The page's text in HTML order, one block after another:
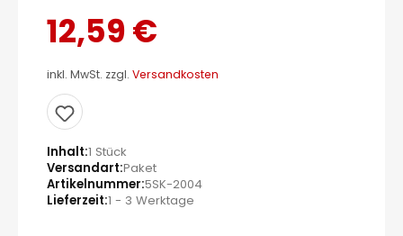
12,59 €
inkl. MwSt. zzgl. Versandkosten
Inhalt 1 Stück
Versandart Paket
Artikelnummer 5SK-2004
Lieferzeit 1 - 3 Werktage